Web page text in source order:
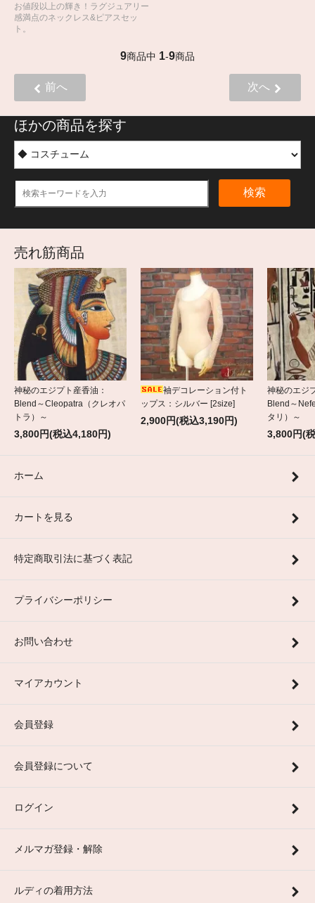
お値段以上の輝き！ラグジュアリー
感満点のネックレス&ピアスセッ
ト。
9商品中 1-9商品
前へ 次へ
ほかの商品を探す
検索
売れ筋商品
神秘のエジプト産香油：
Blend～Cleopatra（クレオパ
トラ）～
3,800円(税込4,180円)
袖デコレーション付ト
ップス：シルバー [2size]
2,900円(税込3,190円)
神秘のエジ
Blend～
タリ）～
3,800円(
ホーム
カートを見る
特定商取引法に基づく表記
プライバシーポリシー
お問い合わせ
マイアカウント
会員登録
会員登録について
ログイン
メルマガ登録・解除
ルディの着用方法